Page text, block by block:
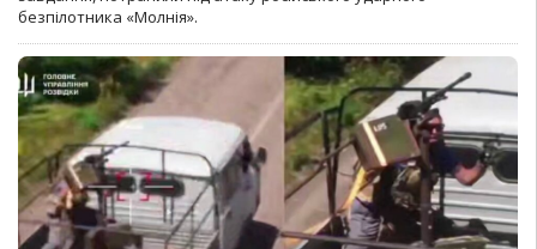
безпілотника «Молнія».